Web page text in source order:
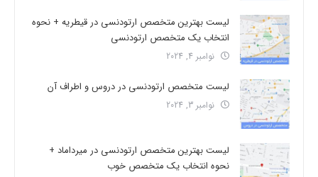
لیست بهترین متخصص ارتودنسی در قیطریه + نحوه
انتخاب یک متخصص ارتودنسی
نوامبر 4, 2024
لیست متخصص ارتودنسی در دروس و اطراف آن
نوامبر 3, 2024
لیست بهترین متخصص ارتودنسی در میرداماد +
نحوه انتخاب یک متخصص خوب